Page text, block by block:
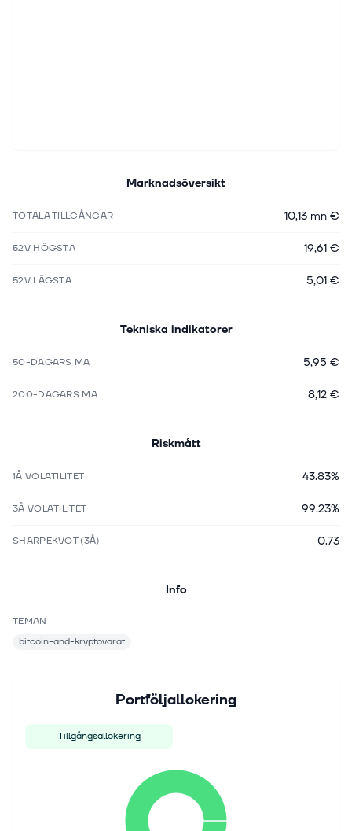
Marknadsöversikt
TOTALA TILLGÅNGAR 10,13 mn €
52V HÖGSTA 19,61 €
52V LÄGSTA 5,01 €
Tekniska indikatorer
50-DAGARS MA 5,95 €
200-DAGARS MA 8,12 €
Riskmått
1Å VOLATILITET 43.83%
3Å VOLATILITET 99.23%
SHARPEKVOT (3Å) 0.73
Info
TEMAN
bitcoin-and-kryptovarat
Portföljallokering
Tillgångsallokering